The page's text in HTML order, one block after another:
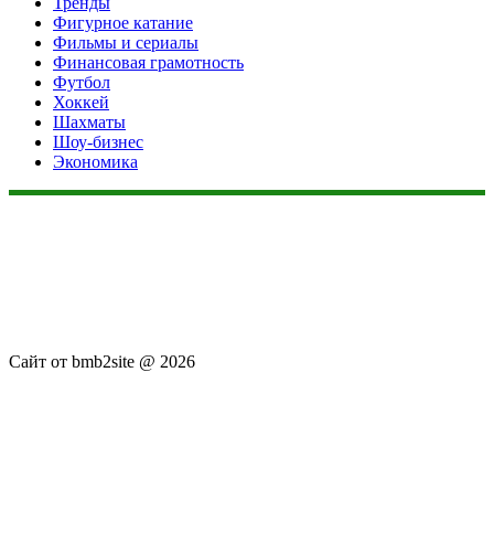
Фигурное катание
Фильмы и сериалы
Финансовая грамотность
Футбол
Хоккей
Шахматы
Шоу-бизнес
Экономика
Сайт от bmb2site @ 2026